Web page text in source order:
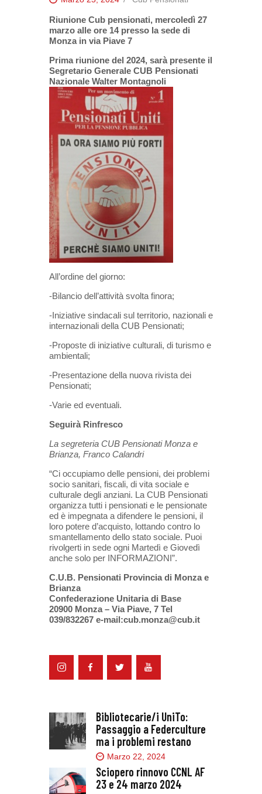
Riunione Cub pensionati, mercoledì 27
marzo alle ore 14 presso la sede di
Monza in via Piave 7
Prima riunione del 2024, sarà presente il
Segretario Generale CUB Pensionati
Nazionale Walter Montagnoli
All’ordine del giorno:
-Bilancio dell’attività svolta finora;
-Iniziative sindacali sul territorio, nazionali e
internazionali della CUB Pensionati;
-Proposte di iniziative culturali, di turismo e
ambientali;
-Presentazione della nuova rivista dei
Pensionati;
-Varie ed eventuali.
Seguirà Rinfresco
La segreteria CUB Pensionati Monza e
Brianza, Franco Calandri
“Ci occupiamo delle pensioni, dei problemi
socio sanitari, fiscali, di vita sociale e
culturale degli anziani. La CUB Pensionati
organizza tutti i pensionati e le pensionate
ed è impegnata a difendere le pensioni, il
loro potere d’acquisto, lottando contro lo
smantellamento dello stato sociale. Puoi
rivolgerti in sede ogni Martedì e Giovedì
anche solo per INFORMAZIONI”.
C.U.B. Pensionati Provincia di Monza e
Brianza
Confederazione Unitaria di Base
20900 Monza – Via Piave, 7 Tel
039/832267 e-mail:cub.monza@cub.it
Bibliotecarie/i UniTo:
Passaggio a Federculture
ma i problemi restano
Marzo 22, 2024
Sciopero rinnovo CCNL AF
23 e 24 marzo 2024